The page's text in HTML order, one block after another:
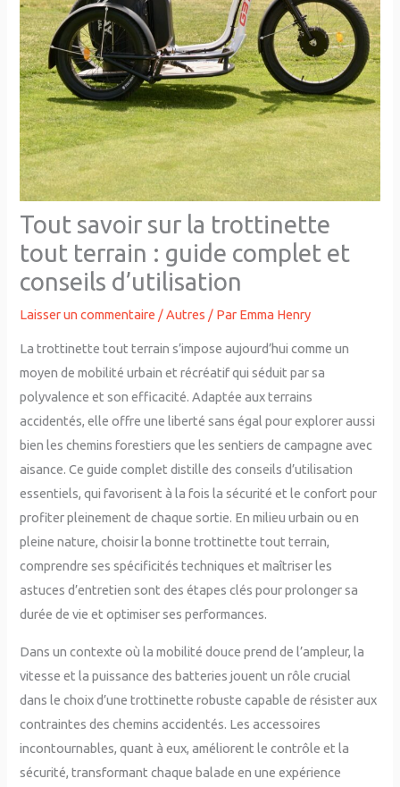
Tout savoir sur la trottinette
tout terrain : guide complet et
conseils d’utilisation
Laisser un commentaire /Autres / Par Emma Henry
La trottinette tout terrain s’impose aujourd’hui comme un
moyen de mobilité urbain et récréatif qui séduit par sa
polyvalence et son efficacité. Adaptée aux terrains
accidentés, elle offre une liberté sans égal pour explorer aussi
bien les chemins forestiers que les sentiers de campagne avec
aisance. Ce guide complet distille des conseils d’utilisation
essentiels, qui favorisent à la fois la sécurité et le confort pour
profiter pleinement de chaque sortie. En milieu urbain ou en
pleine nature, choisir la bonne trottinette tout terrain,
comprendre ses spécificités techniques et maîtriser les
astuces d’entretien sont des étapes clés pour prolonger sa
durée de vie et optimiser ses performances.
Dans un contexte où la mobilité douce prend de l’ampleur, la
vitesse et la puissance des batteries jouent un rôle crucial
dans le choix d’une trottinette robuste capable de résister aux
contraintes des chemins accidentés. Les accessoires
incontournables, quant à eux, améliorent le contrôle et la
sécurité, transformant chaque balade en une expérience